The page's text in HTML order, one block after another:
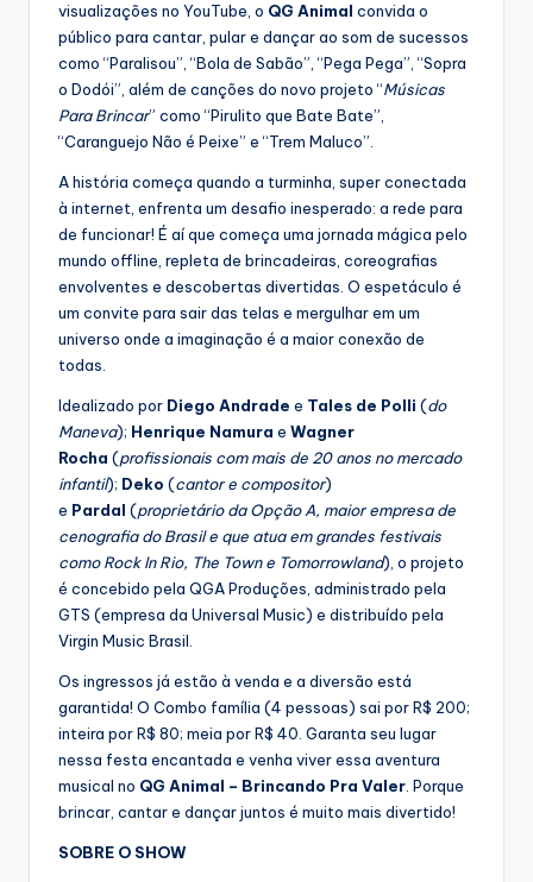
visualizações no YouTube, o QG Animal convida o
público para cantar, pular e dançar ao som de sucessos
como “Paralisou”, “Bola de Sabão”, “Pega Pega”, “Sopra
o Dodói”, além de canções do novo projeto “Músicas
Para Brincar” como “Pirulito que Bate Bate”,
“Caranguejo Não é Peixe” e “Trem Maluco”.
A história começa quando a turminha, super conectada
à internet, enfrenta um desafio inesperado: a rede para
de funcionar! É aí que começa uma jornada mágica pelo
mundo offline, repleta de brincadeiras, coreografias
envolventes e descobertas divertidas. O espetáculo é
um convite para sair das telas e mergulhar em um
universo onde a imaginação é a maior conexão de
todas.
Idealizado por Diego Andrade e Tales de Polli (do
Maneva); Henrique Namura e Wagner
Rocha (profissionais com mais de 20 anos no mercado
infantil); Deko (cantor e compositor)
e Pardal (proprietário da Opção A, maior empresa de
cenografia do Brasil e que atua em grandes festivais
como Rock In Rio, The Town e Tomorrowland), o projeto
é concebido pela QGA Produções, administrado pela
GTS (empresa da Universal Music) e distribuído pela
Virgin Music Brasil.
Os ingressos já estão à venda e a diversão está
garantida! O Combo família (4 pessoas) sai por R$ 200;
inteira por R$ 80; meia por R$ 40. Garanta seu lugar
nessa festa encantada e venha viver essa aventura
musical no QG Animal – Brincando Pra Valer. Porque
brincar, cantar e dançar juntos é muito mais divertido!
SOBRE O SHOW